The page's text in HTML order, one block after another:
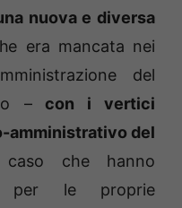
nuova e diversa
era mancata nei
del
–con i vertici
amministrativo del
che hanno
per le proprie